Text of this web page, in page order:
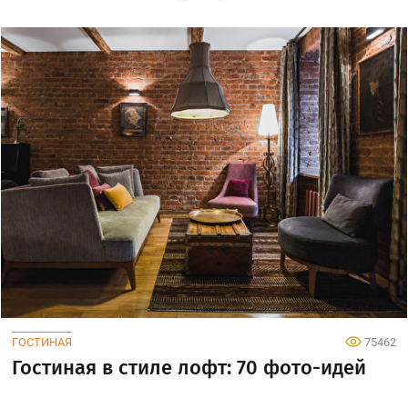
ГОСТИНАЯ 75462
Гостиная в стиле лофт: 70 фото-идей